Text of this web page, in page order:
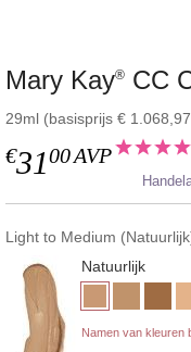
Mary Kay® CC
29ml (basisprijs €
€3100AVP
Light to Medium
Natuurlijk
Namen van kleuren